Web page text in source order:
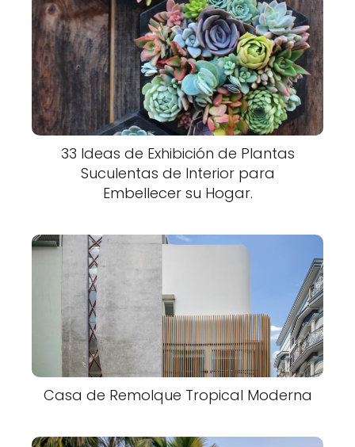
33 Ideas de Exhibición de Plantas
Suculentas de Interior para
Embellecer su Hogar.
Casa de Remolque Tropical Moderna